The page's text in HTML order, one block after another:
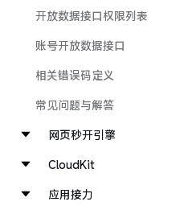
开放数据接口权限列表
账号开放数据接口
相关错误码定义
常见问题与解答
网页秒开引擎
CloudKit
应用接力